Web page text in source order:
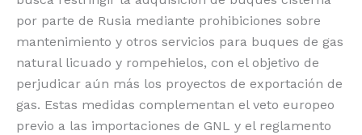
por parte de Rusia mediante prohibiciones sobre
mantenimiento y otros servicios para buques de gas
natural licuado y rompehielos, con el objetivo de
perjudicar aún más los proyectos de exportación de
gas. Estas medidas complementan el veto europeo
previo a las importaciones de GNL y el reglamento